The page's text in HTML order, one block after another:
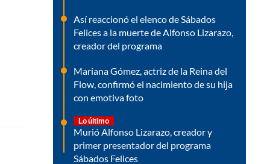
Así reaccionó el elenco de Sábados
Felices a la muerte de Alfonso Lizarazo,
creador del programa
Mariana Gómez, actriz de la Reina del
Flow, confirmó el nacimiento de su hija
con emotiva foto
Lo último
Murió Alfonso Lizarazo, creador y
primer presentador del programa
Sábados Felices